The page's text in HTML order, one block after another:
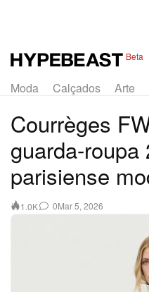
Beta
Moda Calçados Arte
Courrèges
guarda-
parisiense
1.0K 0Mar 5, 2026